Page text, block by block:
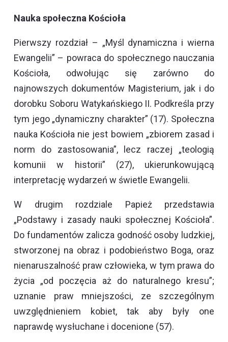
Nauka społeczna Kościoła
Pierwszy rozdział – „Myśl dynamiczna i wierna
Ewangelii” – powraca do społecznego nauczania
Kościoła, odwołując się zarówno do
najnowszych dokumentów Magisterium, jak i do
dorobku Soboru Watykańskiego II. Podkreśla przy
tym jego „dynamiczny charakter” (17). Społeczna
nauka Kościoła nie jest bowiem „zbiorem zasad i
norm do zastosowania”, lecz raczej „teologią
komunii w historii” (27), ukierunkowującą
interpretację wydarzeń w świetle Ewangelii.
W drugim rozdziale Papież przedstawia
„Podstawy i zasady nauki społecznej Kościoła”.
Do fundamentów zalicza godność osoby ludzkiej,
stworzonej na obraz i podobieństwo Boga, oraz
nienaruszalność praw człowieka, w tym prawa do
życia „od poczęcia aż do naturalnego kresu”;
uznanie praw mniejszości, ze szczególnym
uwzględnieniem kobiet, tak aby były one
naprawdę wysłuchane i docenione (57).